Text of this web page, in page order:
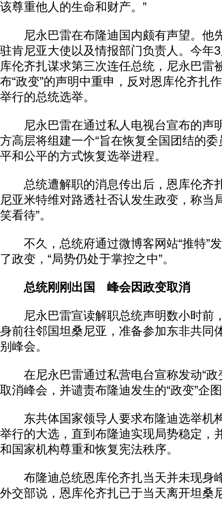
该尊重他人的生命和财产。”
尼永巴雷在布隆迪国内颇有声望。他
驻肯尼亚大使以及情报部门负责人。今年
库伦齐扎谋求第三次连任总统，尼永巴雷
布“政变”的声明中重申，反对恩库伦齐扎
举行的总统选举。
尼永巴雷在通过私人电视台宣布的声
方高层将组建一个“旨在恢复全国团结的委
平和公平的方式恢复选举进程。
总统遭解职的消息传出后，恩库伦齐
尼亚米特维对路透社否认发生政变，称当
笑看待”。
不久，总统府通过微博客网站“推特”
了政变，“局势仍处于掌控之中”。
总统刚刚出国 峰会因政变取消
尼永巴雷宣读解职总统声明数小时前
身前往邻国坦桑尼亚，准备参加东非共同
别峰会。
在尼永巴雷通过私营电台宣称发动“政
取消峰会，并谴责布隆迪发生的“政变”企
东共体国家领导人要求布隆迪选举机
举行的大选，直到布隆迪实现局势稳定，
和国家机构尊重和恢复宪法秩序。
布隆迪总统恩库伦齐扎当天并未现身
外交部说，恩库伦齐扎已于当天离开坦桑